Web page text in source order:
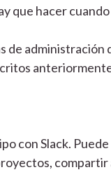
que hacer
administración
con Slack.
compartir